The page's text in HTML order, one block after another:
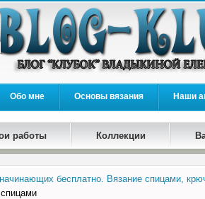
Обо мне Основы вязания Наши
работы Коллекции
бесплатно. Вязание спицами,